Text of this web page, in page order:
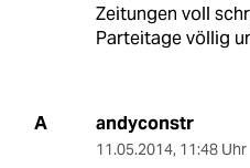
Zeitungen voll
Parteitage völlig
A andyconstr
11.05.2014, 11:48 Uhr